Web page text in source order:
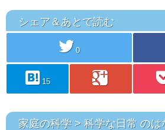
シェア＆あとで読む
twitter 0
hatebu 15 googleplus
家庭の科学 > 科学な日常 のは